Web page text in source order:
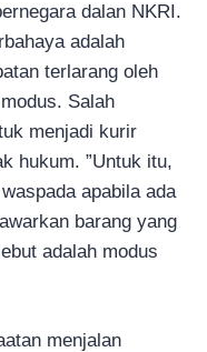
dalan NKRI.
adalah
terlarang oleh
Salah
menjadi kurir
hukum. ”Untuk itu,
apabila ada
barang yang
adalah modus
menjalan